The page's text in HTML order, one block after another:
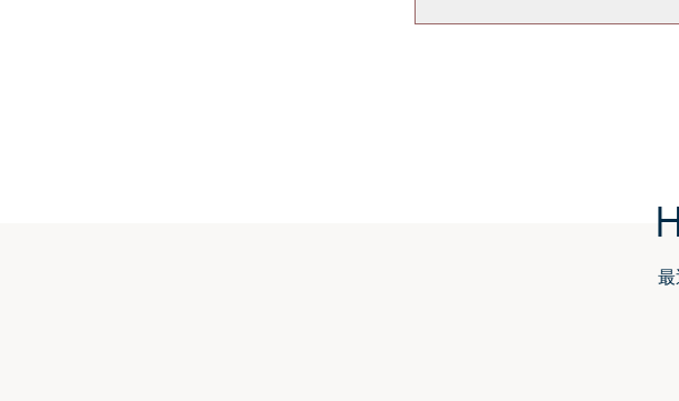
最